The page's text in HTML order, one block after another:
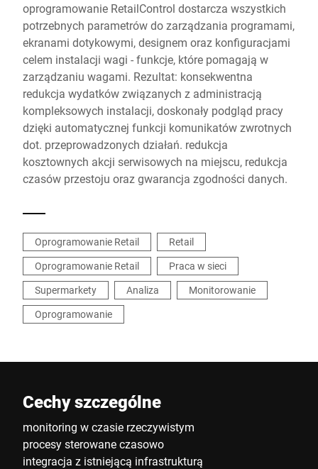
oprogramowanie RetailControl dostarcza wszystkich
potrzebnych parametrów do zarządzania programami,
ekranami dotykowymi, designem oraz konfiguracjami
celem instalacji wagi - funkcje, które pomagają w
zarządzaniu wagami. Rezultat: konsekwentna
redukcja wydatków związanych z administracją
kompleksowych instalacji, doskonały podgląd pracy
dzięki automatycznej funkcji komunikatów zwrotnych
dot. przeprowadzonych działań. redukcja
kosztownych akcji serwisowych na miejscu, redukcja
czasów przestoju oraz gwarancja zgodności danych.
Oprogramowanie Retail
Retail
Oprogramowanie Retail
Praca w sieci
Supermarkety
Analiza
Monitorowanie
Oprogramowanie
Cechy szczególne
monitoring w czasie rzeczywistym
procesy sterowane czasowo
integracja z istniejącą infrastrukturą